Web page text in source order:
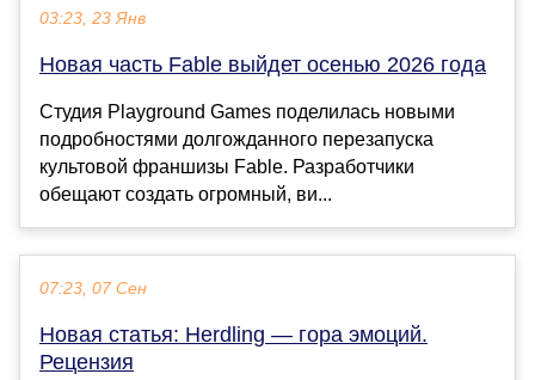
03:23, 23 Янв
Новая часть Fable выйдет осенью 2026 года
Студия Playground Games поделилась новыми
подробностями долгожданного перезапуска
культовой франшизы Fable. Разработчики
обещают создать огромный, ви...
07:23, 07 Сен
Новая статья: Herdling — гора эмоций.
Рецензия